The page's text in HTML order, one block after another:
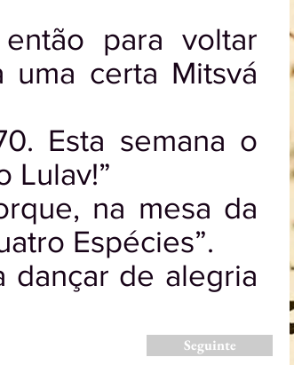
para voltar
certa Mitsvá
Esta semana o
Lulav!”
na mesa da
Espécies”.
dançar de alegria
Seguinte